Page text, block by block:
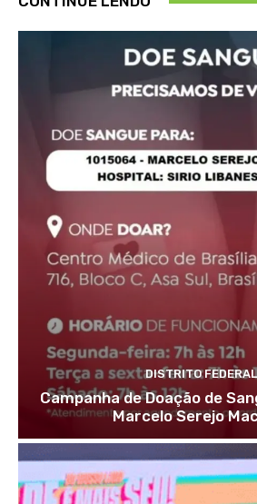
DISTRITO FEDERAL
Campanha de Doação de
Marcelo Serejo